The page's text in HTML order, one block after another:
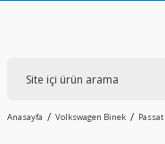
Anasayfa Volkswagen Binek Passat